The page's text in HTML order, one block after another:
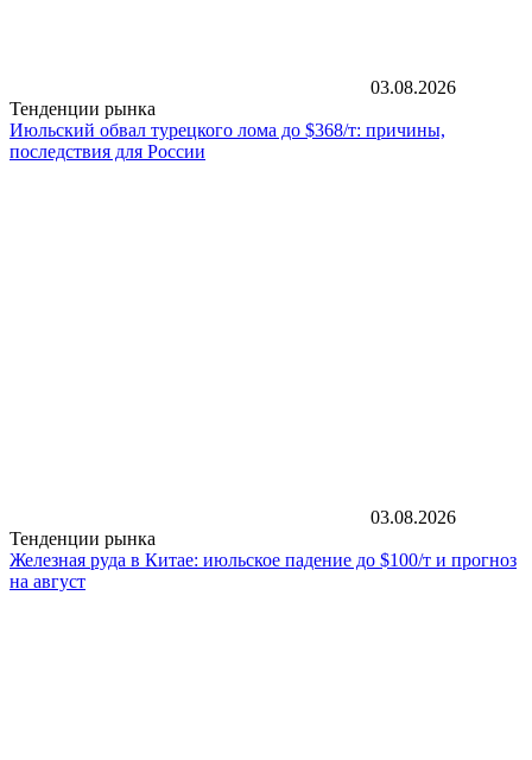
03.08.2026
Тенденции рынка
Июльский обвал турецкого лома до $368/т: причины,
последствия для России
03.08.2026
Тенденции рынка
Железная руда в Китае: июльское падение до $100/т и прогноз
на август